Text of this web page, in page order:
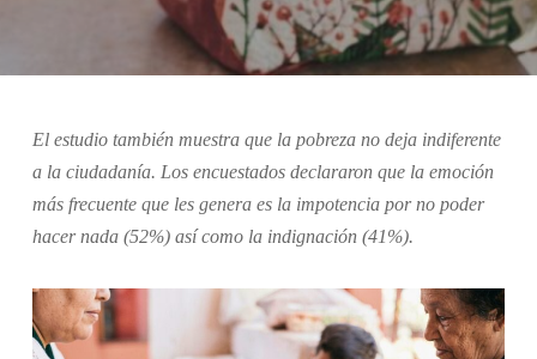
El estudio también muestra que la pobreza no deja indiferente
a la ciudadanía. Los encuestados declararon que la emoción
más frecuente que les genera es la impotencia por no poder
hacer nada (52%) así como la indignación (41%).